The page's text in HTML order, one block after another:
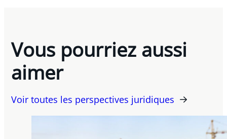
Vous pourriez aussi
aimer
Voir toutes les perspectives juridiques